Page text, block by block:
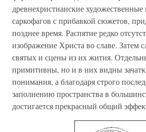
древнехристианские
саркофагов с прибавкой сюжетов,
позднее время. Распятие редко
изображение Христа во славе. Затем
святых и сцены из их жития.
примитивны, но и в них видны
понимания, а благодаря строго
заполнению пространства в
достигается прекрасный общий